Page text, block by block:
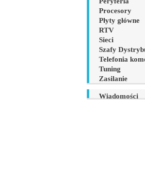
Procesory
Płyty główne
RTV
Sieci
Szafy
Telefonia
Tuning
Zasilanie
Wiadomości